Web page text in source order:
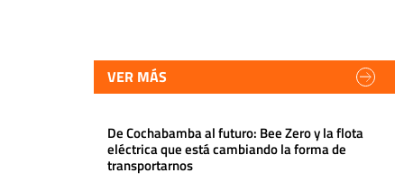
VER MÁS
De Cochabamba al futuro: Bee Zero y la flota
eléctrica que está cambiando la forma de
transportarnos